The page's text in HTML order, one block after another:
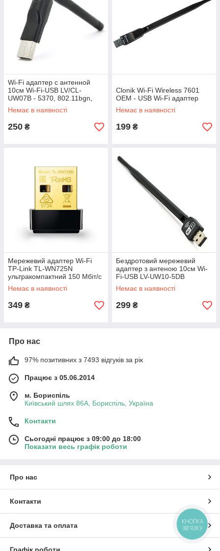
Wi-Fi адаптер с антенной
10см Wi-Fi-USB LV/CL-
UW07B - 5370, 802.11bgn,
150MB, 2.4 GHz,
WIN7/XP/Vista/2K/MAC/LINUX
Немає в наявності
250 ₴
Clonik Wi-Fi Wireless 7601
ОЕМ - USB Wi-Fi адаптер
Немає в наявності
199 ₴
Мережевий адаптер Wi-Fi
TP-Link TL-WN725N
ультракомпактний 150 Мбіт/с
Немає в наявності
349 ₴
Бездротовий мережевий
адаптер з антеною 10см Wi-
Fi-USB LV-UW10-5DB
MTK7601, 802.11bgn, 150MB,
2.4G
WIN7/XP/Vista/2K/MAC/LINUX
,
Немає в наявності
299 ₴
Про нас
97% позитивних з 7493 відгуків за рік
Працює з 05.06.2014
м. Бориспіль
Київський шлях 86А, Бориспіль, Україна
Контакти
Сьогодні працює з 09:00 до 18:00
Показати весь графік роботи
Про нас
Контакти
Доставка та оплата
КНОПКА
ЗВ'ЯЗКУ